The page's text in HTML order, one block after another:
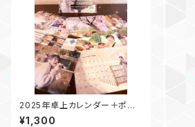
2025年卓上カレンダー＋ポスト
カード
¥1,300